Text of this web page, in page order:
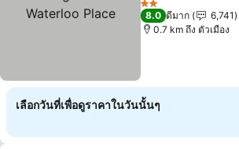
2 ดาว
8.0 ดีมาก
6,741
0.7 km ถึง ตัวเมือง
เลือกวันที่เพื่อดูราคาในวันนั้นๆ